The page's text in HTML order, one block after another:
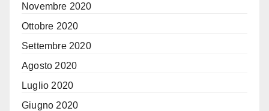
Novembre 2020
Ottobre 2020
Settembre 2020
Agosto 2020
Luglio 2020
Giugno 2020